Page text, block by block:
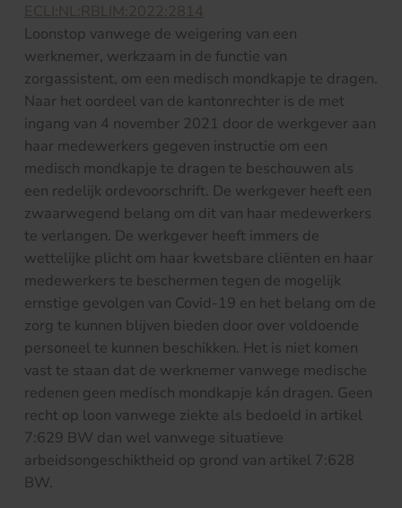
ECLI:NL:RBLIM:2022:2814
Loonstop vanwege de weigering van een
werknemer, werkzaam in de functie van
zorgassistent, om een medisch mondkapje te dragen.
Naar het oordeel van de kantonrechter is de met
ingang van 4 november 2021 door de werkgever aan
haar medewerkers gegeven instructie om een
medisch mondkapje te dragen te beschouwen als
een redelijk ordevoorschrift. De werkgever heeft een
zwaarwegend belang om dit van haar medewerkers
te verlangen. De werkgever heeft immers de
wettelijke plicht om haar kwetsbare cliënten en haar
medewerkers te beschermen tegen de mogelijk
ernstige gevolgen van Covid-19 en het belang om de
zorg te kunnen blijven bieden door over voldoende
personeel te kunnen beschikken. Het is niet komen
vast te staan dat de werknemer vanwege medische
redenen geen medisch mondkapje kán dragen. Geen
recht op loon vanwege ziekte als bedoeld in artikel
7:629 BW dan wel vanwege situatieve
arbeidsongeschiktheid op grond van artikel 7:628
BW.